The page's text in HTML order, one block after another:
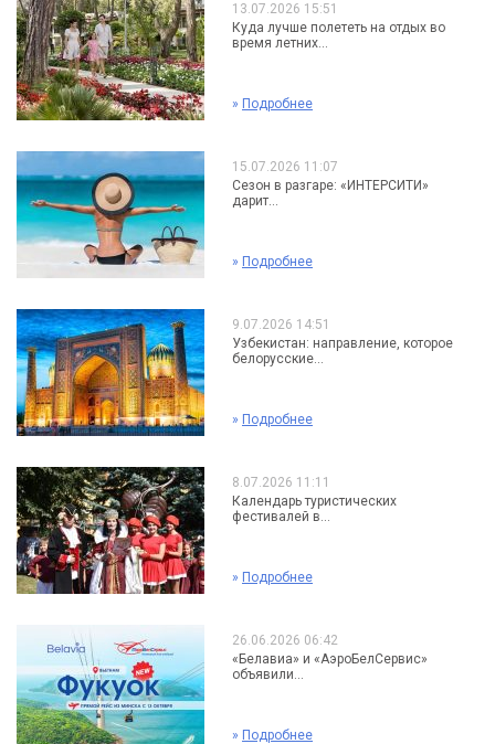
13.07.2026 15:51
Куда лучше полететь на отдых во
время летних...
» Подробнее
15.07.2026 11:07
Сезон в разгаре: «ИНТЕРСИТИ»
дарит...
» Подробнее
9.07.2026 14:51
Узбекистан: направление, которое
белорусские...
» Подробнее
8.07.2026 11:11
Календарь туристических
фестивалей в...
» Подробнее
26.06.2026 06:42
«Белавиа» и «АэроБелСервис»
объявили...
» Подробнее